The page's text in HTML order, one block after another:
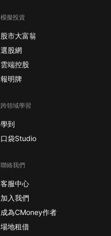
模擬投資
股市大富翁
選股網
雲端控股
報明牌
跨領域學習
學到
口袋Studio
聯絡我們
客服中心
加入我們
成為CMoney作者
場地租借